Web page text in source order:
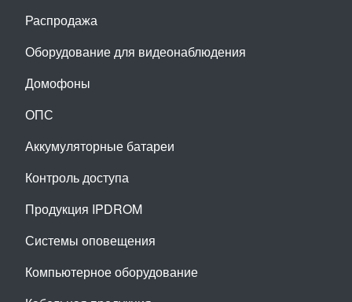
Распродажа
Оборудование для видеонаблюдения
Домофоны
ОПС
Аккумуляторные батареи
Контроль доступа
Продукция IPDROM
Системы оповещения
Компьютерное оборудование